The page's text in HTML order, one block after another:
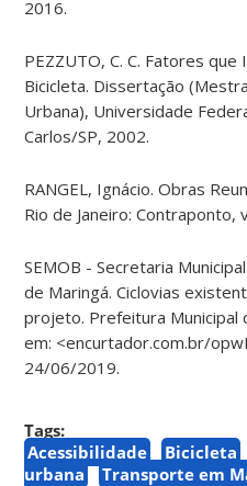
2016.
PEZZUTO, C. C. Fatores
Bicicleta. Dissertação
Urbana), Universidade
Carlos/SP, 2002.
RANGEL, Ignácio. Obras
Rio de Janeiro: Contraponto,
SEMOB - Secretaria
de Maringá. Ciclovias
projeto. Prefeitura Municipal
em: <encurtador.com.br/
24/06/2019.
Tags:
Acessibilidade
Bicicleta
urbana
Transporte em